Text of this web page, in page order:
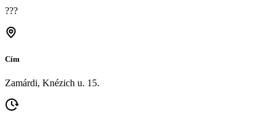
???
Cím
Zamárdi, Knézich u. 15.